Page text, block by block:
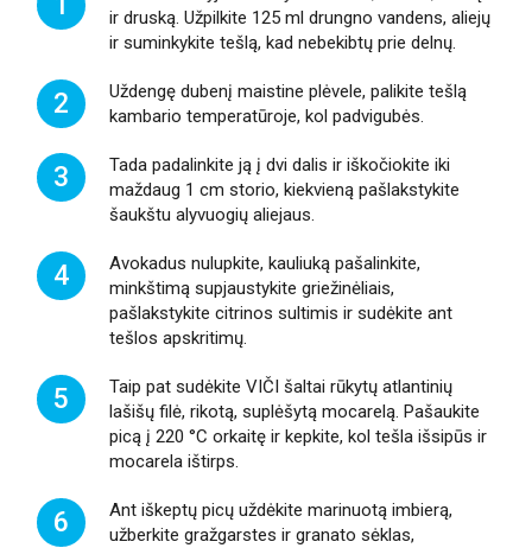
ir druską. Užpilkite 125 ml drungno vandens, aliejų
ir suminkykite tešlą, kad nebekibtų prie delnų.
2
Uždengę dubenį maistine plėvele, palikite tešlą
kambario temperatūroje, kol padvigubės.
3
Tada padalinkite ją į dvi dalis ir iškočiokite iki
maždaug 1 cm storio, kiekvieną pašlakstykite
šaukštu alyvuogių aliejaus.
4
Avokadus nulupkite, kauliuką pašalinkite,
minkštimą supjaustykite griežinėliais,
pašlakstykite citrinos sultimis ir sudėkite ant
tešlos apskritimų.
5
Taip pat sudėkite VIČI šaltai rūkytų atlantinių
lašišų filė, rikotą, suplėšytą mocarelą. Pašaukite
picą į 220 °C orkaitę ir kepkite, kol tešla išsipūs ir
mocarela ištirps.
6
Ant iškeptų picų uždėkite marinuotą imbierą,
užberkite gražgarstes ir granato sėklas,